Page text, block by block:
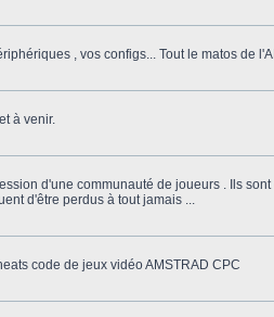
, vos configs... Tout le matos de
à venir.
d'une communauté de joueurs . Ils
d'être perdus à tout jamais ...
code de jeux vidéo AMSTRAD CPC